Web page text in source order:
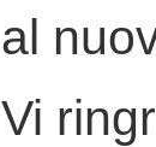
al
Vi